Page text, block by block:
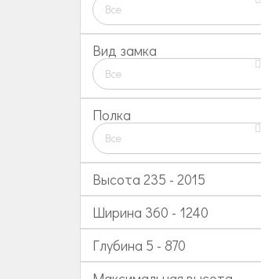
Все
Вид замка
Все
Полка
Все
Высота 235 - 2015
Ширина 360 - 1240
Глубина 5 - 870